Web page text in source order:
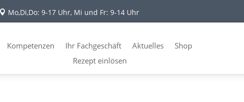
 Mo,Di,Do: 9-17 Uhr, Mi und Fr: 9-14 Uhr
Kompetenzen Ihr Fachgeschäft Aktuelles
Shop
Rezept einlösen